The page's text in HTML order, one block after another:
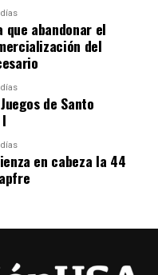
que abandonar el
del
de Santo
en cabeza la 44